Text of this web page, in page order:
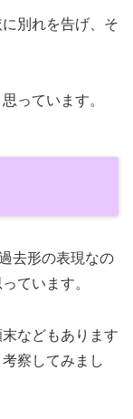
別れを告げ、そ
っています。
去形の表現なの
ています。
などもあります
察してみまし